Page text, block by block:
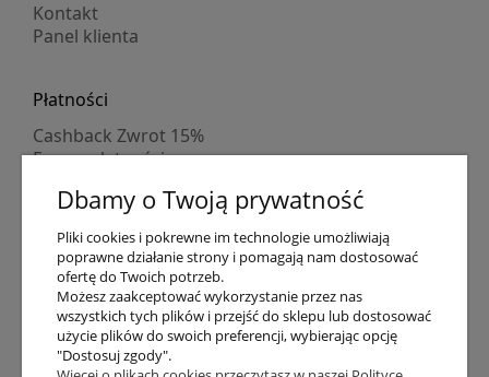
Kontakt
Panel klienta
Płatności
Cashback Zwrot 15%
Formy płatności
Numer konta
PayPo kupujesz, nie płacisz
Progi rabatowe
Promocje
Dostawa
Dbamy o Twoją prywatność
Pliki cookies i pokrewne im technologie umożliwiają
poprawne działanie strony i pomagają nam dostosować
ofertę do Twoich potrzeb.
Możesz zaakceptować wykorzystanie przez nas
wszystkich tych plików i przejść do sklepu lub dostosować
użycie plików do swoich preferencji, wybierając opcję
"Dostosuj zgody".